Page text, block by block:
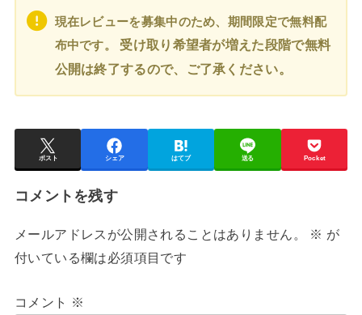
現在レビューを募集中のため、 期間限定で無料配
布中です。
受け取り希望者が増えた段階で無料
公開は終了するので、ご了承ください。
ポスト シェア はてブ 送る Pocket
コメントを残す
メールアドレスが公開されることはありません。 ※ が
付いている欄は必須項目です
コメント ※